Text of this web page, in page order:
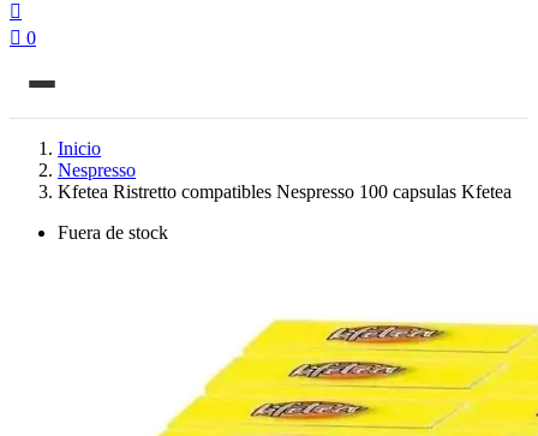

 0
Inicio
Nespresso
Kfetea Ristretto compatibles Nespresso 100 capsulas Kfetea
Fuera de stock